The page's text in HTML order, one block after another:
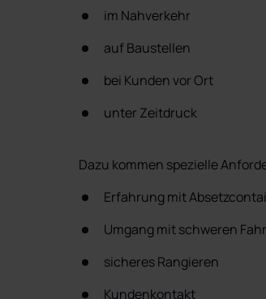
im Nahverkehr
auf Baustellen
bei Kunden vor Ort
unter Zeitdruck
Dazu kommen spezielle
Erfahrung mit
Umgang mit schweren
sicheres Rangieren
Kundenkontakt